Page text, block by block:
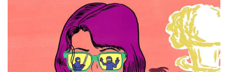
അപ്ഗ്രേഡുകളും 6 വര്‍ഷ സെക്യൂരിറ്റി
അപ്ഡേറ്റുകളും ഗ്യാലക്സി എ26 5ജിയില്‍
ഉപഭോക്താക്കള്‍ക്ക് ലഭിക്കും.
22,999 രൂപയാണ് ഗ്യാലക്സി എ26 5ജിയുടെ പ്രാരംഭ
വില. സാംസങ്.കോം, സാംസങ് എക്സ്‌ക്ലൂസീവ്